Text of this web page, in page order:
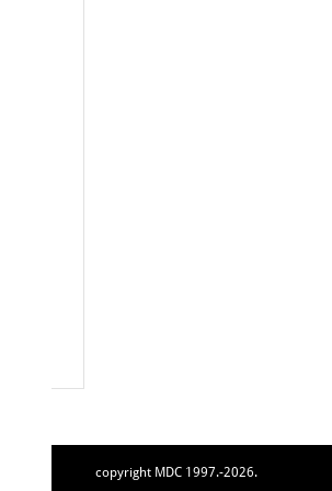
copyright MDC 1997.-2026.